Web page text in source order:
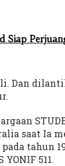
Siap
Dan
saat Ia
tahun
511.